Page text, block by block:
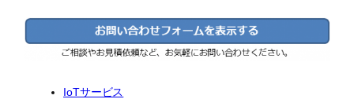
IoTサービス